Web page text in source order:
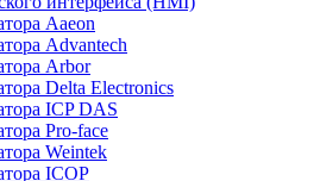
Aaeon
Advantech
Arbor
Delta Electronics
ICP DAS
Pro-face
Weintek
ICOP